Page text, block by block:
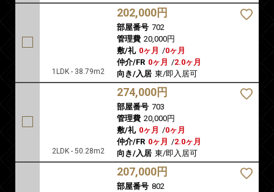
1LDK - 38.79m2
202,000円
部屋番号 702
管理費 20,000円
敷/礼 0ヶ月 /0ヶ月
仲介/FR 0ヶ月 /2.0ヶ月
向き/入居 東/即入居可
2LDK - 50.28m2
274,000円
部屋番号 703
管理費 20,000円
敷/礼 0ヶ月 /0ヶ月
仲介/FR 0ヶ月 /2.0ヶ月
向き/入居 東/即入居可
207,000円
部屋番号 802